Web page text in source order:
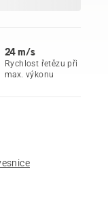
24 m/s
Rychlost řetězu při
max. výkonu